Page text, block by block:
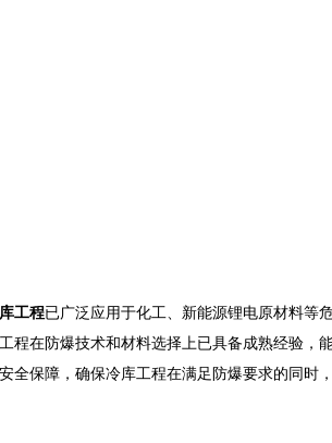
工程已广泛应用于化工、新能源锂电原材料等
程在防爆技术和材料选择上已具备成熟经验
全保障，确保冷库工程在满足防爆要求的同